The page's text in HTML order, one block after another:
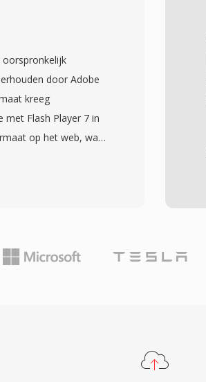
en lichtgewicht
is met H.264 High
bandbreedte.
Edge en Opera
gebruikt VP9
van zijn content.
concurrerende
oorspronkelijk
door Adobe
kreeg
met Flash Player 7 in
op het web, waar
in de late
te leveren
heen via de
structuur die snel
mogelijk maakt. De